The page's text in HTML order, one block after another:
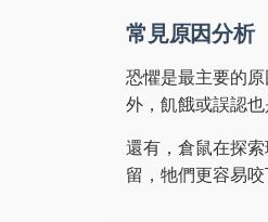
常見原因分析
恐懼是最主要的
外，飢餓或誤認
還有，倉鼠在探
留，牠們更容易咬